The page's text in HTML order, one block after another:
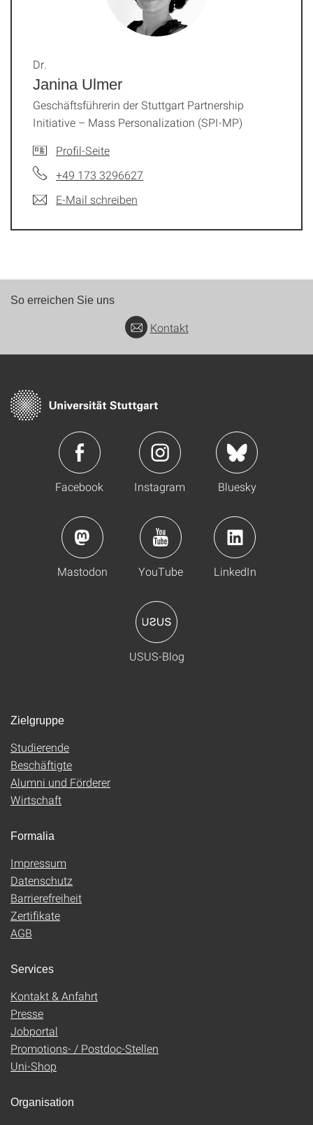
Janina Ulmer
Dr.
Geschäftsführerin der Stuttgart Partnership
Initiative – Mass Personalization (SPI-MP)
Profil-Seite
+49 173 3296627
E-Mail schreiben
So erreichen Sie uns
Kontakt
Facebook Instagram Bluesky
Mastodon YouTube LinkedIn
USUS-Blog
Zielgruppe
Studierende
Beschäftigte
Alumni und Förderer
Wirtschaft
Formalia
Impressum
Datenschutz
Barrierefreiheit
Zertifikate
AGB
Services
Kontakt & Anfahrt
Presse
Jobportal
Promotions- / Postdoc-Stellen
Uni-Shop
Organisation